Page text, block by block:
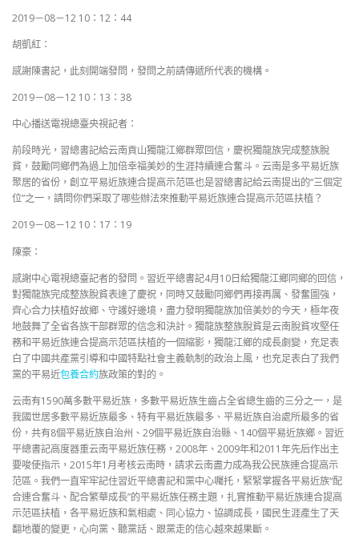
2019－08－12 10：12：44
胡凱紅：
感謝陳書記，此刻開端發問，發問之前請傳遞所代表的機構。
2019－08－12 10：13：38
中心播送電視總臺央視記者：
前段時光，習總書記給云南貢山獨龍江鄉群眾回信，慶祝獨龍族完成整族脫
貧，鼓勵同鄉們為過上加倍幸福美妙的生涯持續連合奮斗。云南是多平易近族
聚居的省份，創立平易近族連合提高示范區也是習總書記給云南提出的“三個定
位”之一，請問你們采取了哪些辦法來推動平易近族連合提高示范區扶植？
2019－08－12 10：17：19
陳豪：
感謝中心電視總臺記者的發問。習近平總書記4月10日給獨龍江鄉同鄉的回信，
對獨龍族完成整族脫貧表達了慶祝，同時又鼓勵同鄉們再接再厲、發奮圖強，
齊心合力扶植好故鄉、守護好邊境，盡力發明獨龍族加倍美妙的今天，極年夜
地鼓舞了全省各族干部群眾的信念和決計。獨龍族整族脫貧是云南脫貧攻堅任
務和平易近族連合提高示范區扶植的一個縮影，獨龍江鄉的成長劇變，充足表
白了中國共產黨引導和中國特點社會主義軌制的政治上風，也充足表白了我們
黨的平易近包養合約族政策的對的。
云南有1590萬多數平易近族，多數平易近族生齒占全省總生齒的三分之一，是
我國世居多數平易近族最多、特有平易近族最多、平易近族自治處所最多的省
份，共有8個平易近族自治州、29個平易近族自治縣、140個平易近族鄉。習近
平總書記高度器重云南平易近族任務，2008年、2009年和2011年先后作出主
要唆使指示，2015年1月考核云南時，請求云南盡力成為我公民族連合提高示
范區。我們一直牢牢記住習近平總書記和黨中心囑托，緊緊掌握各平易近族“配
合連合奮斗、配合繁華成長”的平易近族任務主題，扎實推動平易近族連合提高
示范區扶植，各平易近族和氣相處、同心協力、協調成長，國民生涯產生了天
翻地覆的變更，心向黨、聽黨話、跟黨走的信心越來越果斷。